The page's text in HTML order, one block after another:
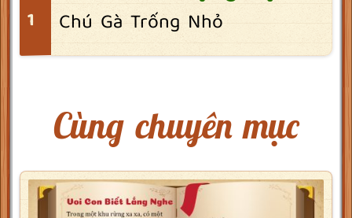
Chú Gà Trống Nhỏ
Cùng chuyên mục